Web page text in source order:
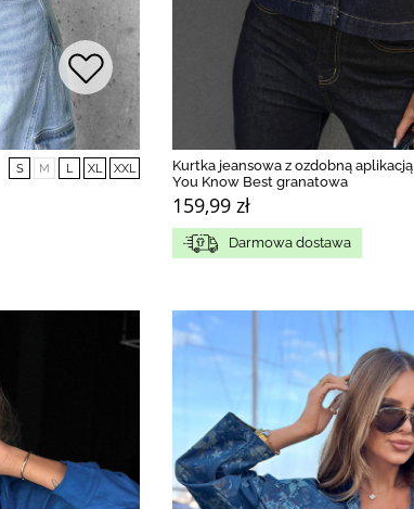
S M L XL XXL
Kurtka jeansowa z ozdobną aplikacją
You Know Best granatowa
159,99 zł
Darmowa dostawa